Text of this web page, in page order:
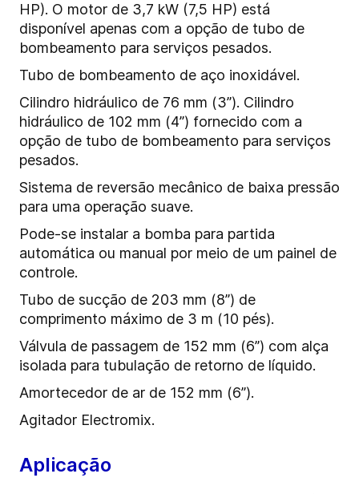
HP). O motor de 3,7 kW (7,5 HP) está
disponível apenas com a opção de tubo de
bombeamento para serviços pesados.
Tubo de bombeamento de aço inoxidável.
Cilindro hidráulico de 76 mm (3”). Cilindro
hidráulico de 102 mm (4”) fornecido com a
opção de tubo de bombeamento para serviços
pesados.
Sistema de reversão mecânico de baixa pressão
para uma operação suave.
Pode-se instalar a bomba para partida
automática ou manual por meio de um painel de
controle.
Tubo de sucção de 203 mm (8”) de
comprimento máximo de 3 m (10 pés).
Válvula de passagem de 152 mm (6”) com alça
isolada para tubulação de retorno de líquido.
Amortecedor de ar de 152 mm (6”).
Agitador Electromix.
Aplicação